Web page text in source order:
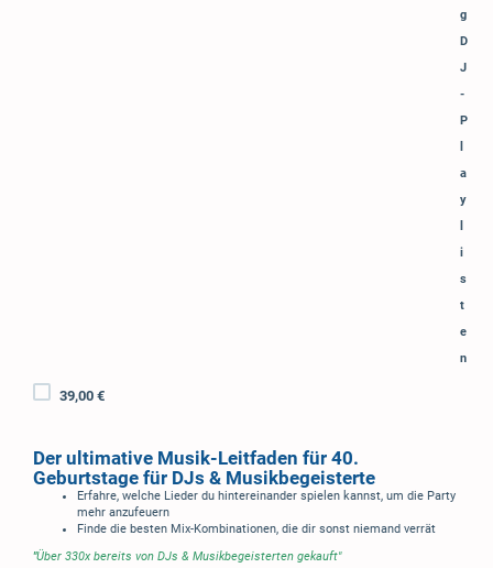
g
D
J
-
P
a
y
i
s
t
e
n
39,00 €
Der ultimative Musik-Leitfaden für 40.
Geburtstage für DJs & Musikbegeisterte
Erfahre, welche Lieder du hintereinander spielen kannst, um die Party
mehr anzufeuern
Finde die besten Mix-Kombinationen, die dir sonst niemand verrät
"Über 330x bereits von DJs & Musikbegeisterten gekauft"